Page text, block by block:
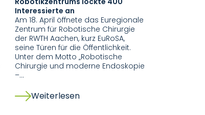
Interessierte an
Am 18. April öffnete das Euregionale
Zentrum für Robotische Chirurgie
der RWTH Aachen, kurz EuRoSA,
seine Türen für die Öffentlichkeit.
Unter dem Motto „Robotische
Chirurgie und moderne Endoskopie
–…
Weiterlesen